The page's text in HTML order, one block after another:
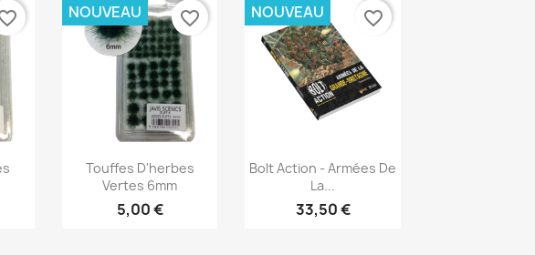
Aperçu rapide
Touffes D'herbes
Vertes 6mm
5,00 €
NOUVEAU favorite_border
Aperçu rapide
Bolt Action - Armées De
La...
33,50 €
NOUVEAU favorite_border